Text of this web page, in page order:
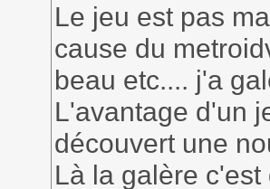
Le jeu est pas
cause du
beau etc.... j'a
L'avantage d'un
découvert une
Là la galère